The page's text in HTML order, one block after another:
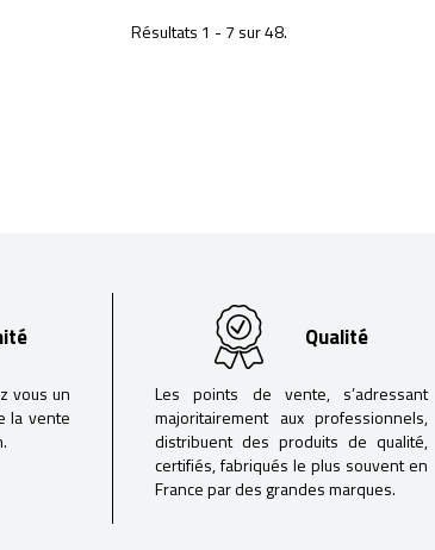
Résultats 1 - 7 sur 48.
vous un
la vente
Qualité
Les points de vente, s’adressant
majoritairement aux professionnels,
distribuent des produits de qualité,
certifiés, fabriqués le plus souvent en
France par des grandes marques.